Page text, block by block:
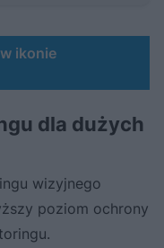
ikonie
dla dużych
wizyjnego
poziom ochrony